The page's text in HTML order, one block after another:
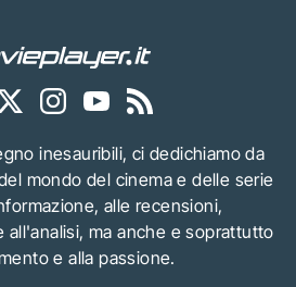
inesauribili, ci dedichiamo da
mondo del cinema e delle serie
alle recensioni,
all'analisi, ma anche e soprattutto
e alla passione.